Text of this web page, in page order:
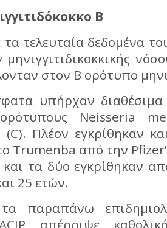
Β
τελευταία δεδομένα
στον Β ορότυπο
υπήρχαν διαθέσιμα
Neisseria
Πλέον εγκρίθηκαν
Trumenba από την
τα δύο εγκρίθηκαν
25 ετών.
παραπάνω
απέρριψε